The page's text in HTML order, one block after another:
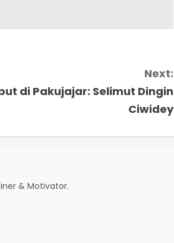
Next:
di Pakujajar: Selimut Dingin
Ciwidey
& Motivator.